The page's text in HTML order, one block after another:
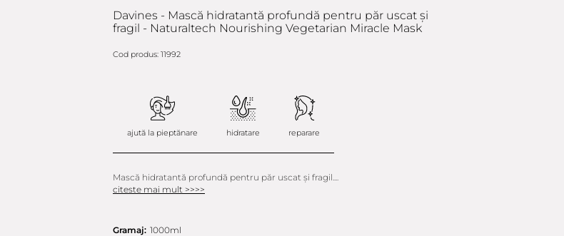
Davines - Mască hidratantă profundă pentru păr uscat și
fragil - Naturaltech Nourishing Vegetarian Miracle Mask
Cod produs: 11992
ajută la pieptănare hidratare reparare
Mască hidratantă profundă pentru păr uscat și fragil....
citeste mai mult >>>>
Gramaj: 1000ml